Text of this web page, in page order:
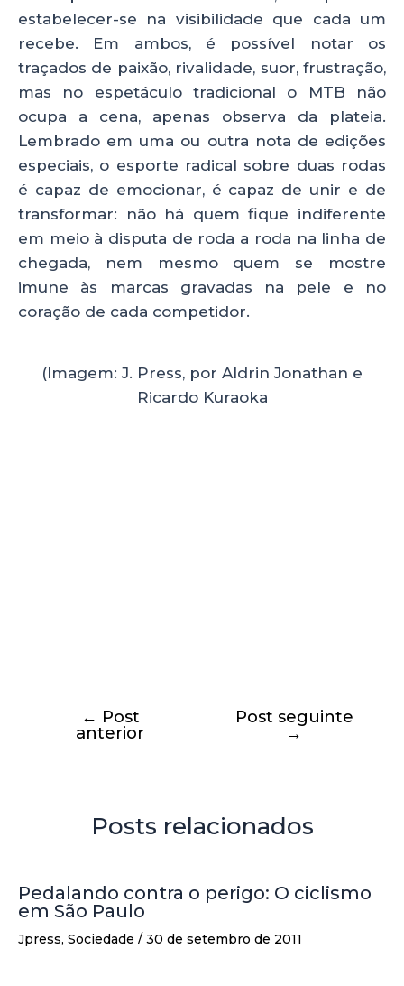
estabelecer-se na visibilidade que cada um
recebe. Em ambos, é possível notar os
traçados de paixão, rivalidade, suor, frustração,
mas no espetáculo tradicional o MTB não
ocupa a cena, apenas observa da plateia.
Lembrado em uma ou outra nota de edições
especiais, o esporte radical sobre duas rodas
é capaz de emocionar, é capaz de unir e de
transformar: não há quem fique indiferente
em meio à disputa de roda a roda na linha de
chegada, nem mesmo quem se mostre
imune às marcas gravadas na pele e no
coração de cada competidor.
(Imagem: J. Press, por Aldrin Jonathan e
Ricardo Kuraoka
← Post
anterior
Post seguinte
→
Posts relacionados
Pedalando contra o perigo: O ciclismo
em São Paulo
Jpress, Sociedade / 30 de setembro de 2011